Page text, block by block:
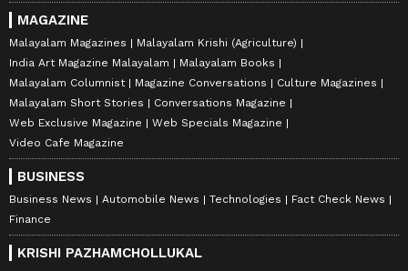
MAGAZINE
Malayalam Magazines
Malayalam Krishi (Agriculture)
India Art Magazine Malayalam
Malayalam Books
Malayalam Columnist
Magazine Conversations
Culture Magazines
Malayalam Short Stories
Conversations Magazine
Web Exclusive Magazine
Web Specials Magazine
Video Cafe Magazine
BUSINESS
Business News Automobile News Technologies
Fact Check News
Finance
KRISHI PAZHAMCHOLLUKAL